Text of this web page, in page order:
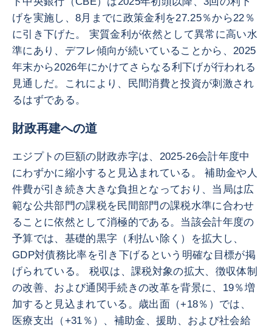
げを実施し、8月までに政策金利を27.25％から22％
に引き下げた。 実質金利が依然として異常に高い水
準にあり、デフレ傾向が続いていることから、2025
年末から2026年にかけてさらなる利下げが行われる
見通しだ。これにより、民間消費と投資が刺激され
るはずである。
財政再建への道
エジプトの巨額の財政赤字は、2025-26会計年度中
にわずかに縮小すると見込まれている。 補助金や人
件費が引き続き大きな負担となっており、当局は広
範な公共部門の課税を民間部門の課税水準に合わせ
ることに依然として消極的である。当該会計年度の
予算では、基礎的黒字（利払い除く）を拡大し、
GDP対債務比率を引き下げるという明確な目標が掲
げられている。 税収は、課税対象の拡大、徴収体制
の改善、および通関手続きの改革を背景に、19％増
加すると見込まれている。歳出面（+18％）では、
医療支出（+31％）、補助金、援助、および社会給